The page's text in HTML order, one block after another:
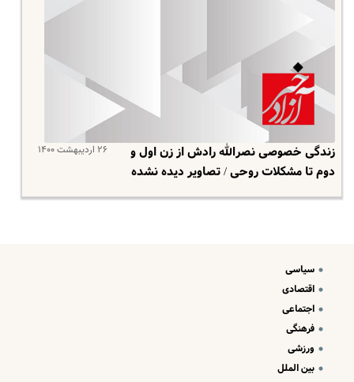
۲۶ اردیبهشت ۱۴۰۰
زندگی خصوصی نصرالله رادش از زن اول و
دوم تا مشکلات روحی / تصاویر دیده نشده
سیاسی
اقتصادی
اجتماعی
فرهنگی
ورزشی
بین الملل